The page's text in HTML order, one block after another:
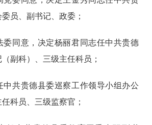
员、副书记、政委；
委同意，决定杨丽君同志任中共贵德
副科）、三级主任科员；
中共贵德县委巡察工作领导小组办公
科员、三级监察官；